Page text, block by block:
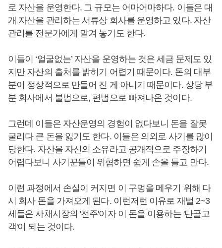
로 자산을 운영한다. 그 규모는 어마어마하다. 이들은 대
개 자산을 관리하는 서류상 회사를 운영하고 있다. 자산
관리를 전문가에게 맡겨 놓기도 한다.
이들이 ‘얼굴없는’ 자산을 운영하는 것은 세금 문제도 있
지만 자산의 출처를 밝히기 어렵기 때문이다. 돈의 대부
분이 정상적으로 만들어 진 게 아니기 때문이다. 상당 부
분 회사에서 불법으로, 편법으로 빠져나온 것이다.
그런데 이들은 자산운영의 경험이 없다보니 돈을 잘못
굴리다 큰 돈을 잃기도 한다. 이들은 의외로 사기를 많이
당한다. 자산을 자신의 소유라고 공개적으로 주장하기
어렵다보니 사기꾼들이 위협하면 쉽게 손을 들고 만다.
이런 과정에서 손실이 커지면 이 구멍을 메우기 위해 다
시 회사 돈을 가져오게 된다. 이런저런 이유로 재벌 2~3
세들은 사채시장의 '전주'이자 이 돈을 이용하는 '단골고
객'이 되는 것이다.